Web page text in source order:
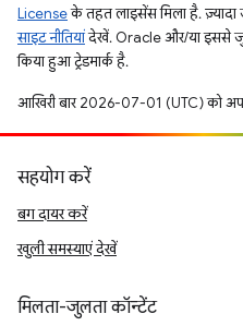
Licenseके तहत लाइसेंस मिला है. ज़्यादा
साइट नीतियांदेखें. Oracle और/या इससे
किया हुआ ट्रेडमार्क है.
आखिरी बार 2026-07-01 (UTC) को
सहयोग करें
बग दायर करें
खुली समस्याएं देखें
मिलता-जुलता कॉन्टेंट